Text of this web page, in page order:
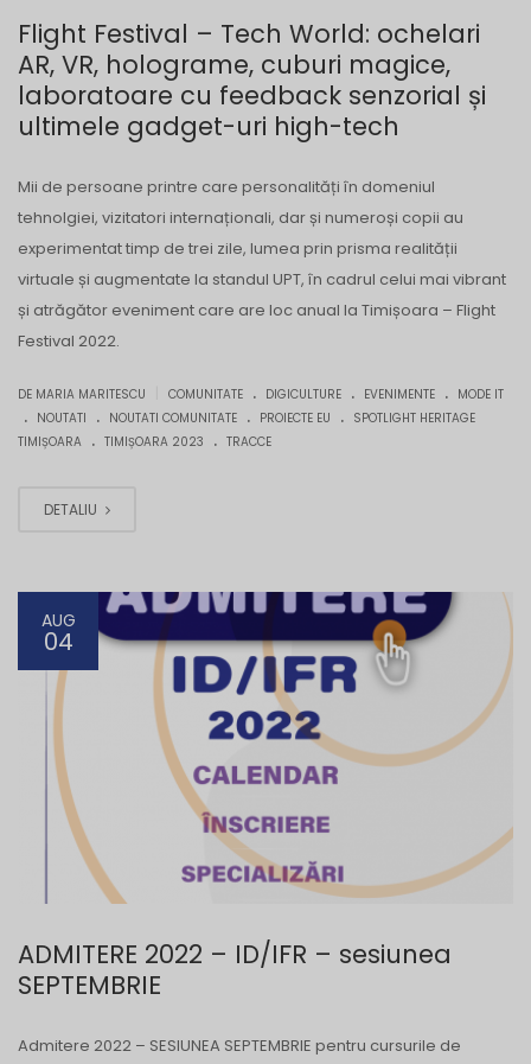
Flight Festival – Tech World: ochelari
AR, VR, holograme, cuburi magice,
laboratoare cu feedback senzorial și
ultimele gadget-uri high-tech
Mii de persoane printre care personalități în domeniul
tehnolgiei, vizitatori internaționali, dar și numeroși copii au
experimentat timp de trei zile, lumea prin prisma realității
virtuale și augmentate la standul UPT, în cadrul celui mai vibrant
și atrăgător eveniment care are loc anual la Timișoara – Flight
Festival 2022.
DE MARIA MARITESCU COMUNITATE . DIGICULTURE . EVENIMENTE . MODE IT
. NOUTATI . NOUTATI COMUNITATE . PROIECTE EU . SPOTLIGHT HERITAGE
TIMIȘOARA . TIMIȘOARA 2023 . TRACCE
DETALIU
AUG
04
ADMITERE 2022 – ID/IFR – sesiunea
SEPTEMBRIE
Admitere 2022 – SESIUNEA SEPTEMBRIE pentru cursurile de